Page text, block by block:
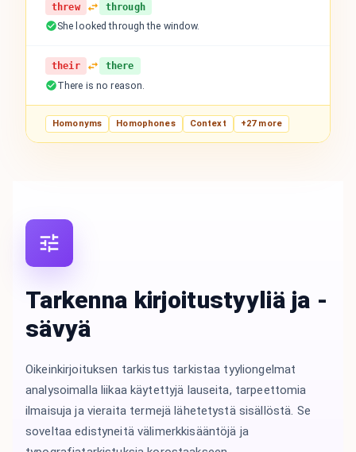
threw through
She looked through the window.
their there
There is no reason.
Homonyms Homophones Context +27 more
Tarkenna kirjoitustyyliä ja -
sävyä
Oikeinkirjoituksen tarkistus tarkistaa tyyliongelmat
analysoimalla liikaa käytettyjä lauseita, tarpeettomia
ilmaisuja ja vieraita termejä lähetetystä sisällöstä. Se
soveltaa edistyneitä välimerkkisääntöjä ja